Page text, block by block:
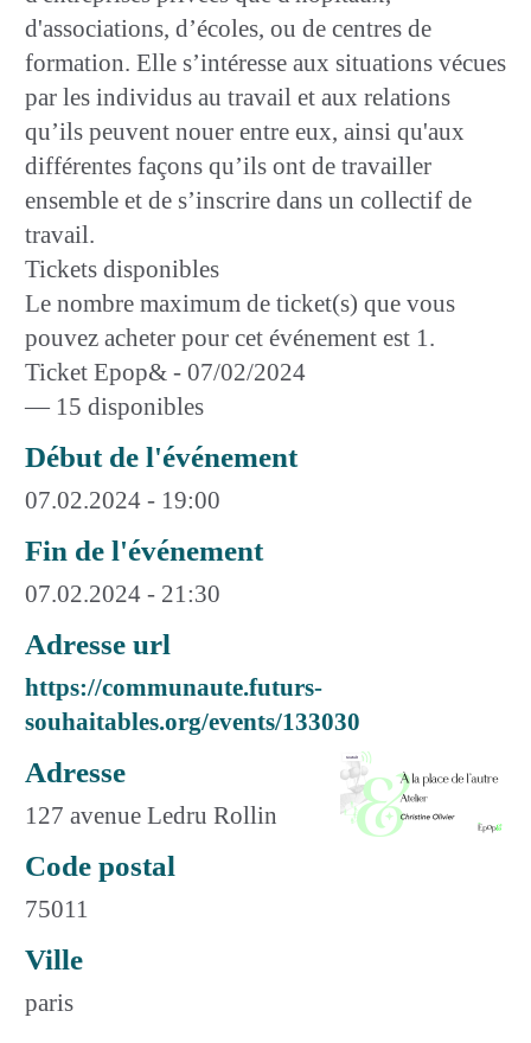
d'associations, d’écoles, ou de centres de
formation. Elle s’intéresse aux situations vécues
par les individus au travail et aux relations
qu’ils peuvent nouer entre eux, ainsi qu'aux
différentes façons qu’ils ont de travailler
ensemble et de s’inscrire dans un collectif de
travail.
Tickets disponibles
Le nombre maximum de ticket(s) que vous
pouvez acheter pour cet événement est 1.
Ticket Epop& - 07/02/2024
— 15 disponibles
Début de l'événement
07.02.2024 - 19:00
Fin de l'événement
07.02.2024 - 21:30
Adresse url
https://communaute.futurs-
souhaitables.org/events/133030
Adresse
127 avenue Ledru Rollin
Code postal
75011
Ville
paris